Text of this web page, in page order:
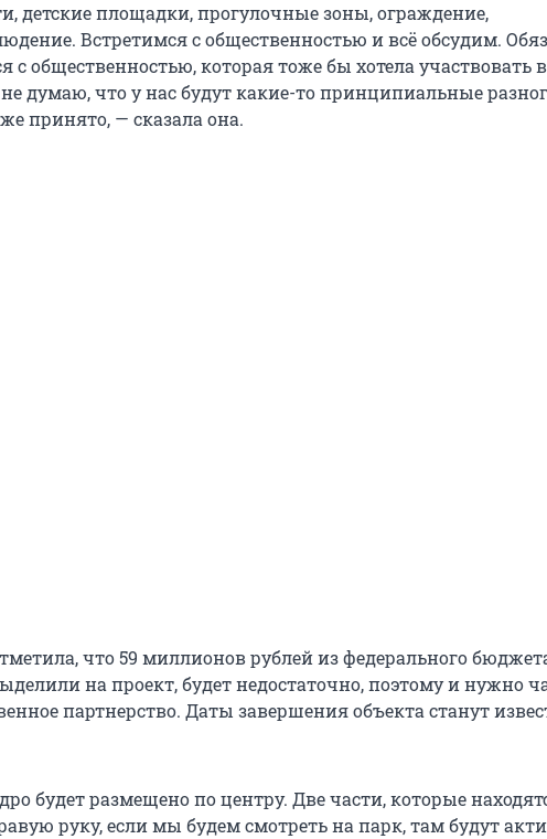
детские площадки, прогулочные зоны, ограждение,
Встретимся с общественностью и всё обсудим.
с общественностью, которая тоже бы хотела участвовать
не думаю, что у нас будут какие-то принципиальные
принято, — сказала она.
что 59 миллионов рублей из федерального
на проект, будет недостаточно, поэтому и нужно
партнерство. Даты завершения объекта станут
будет размещено по центру. Две части, которые
руку, если мы будем смотреть на парк, там будут